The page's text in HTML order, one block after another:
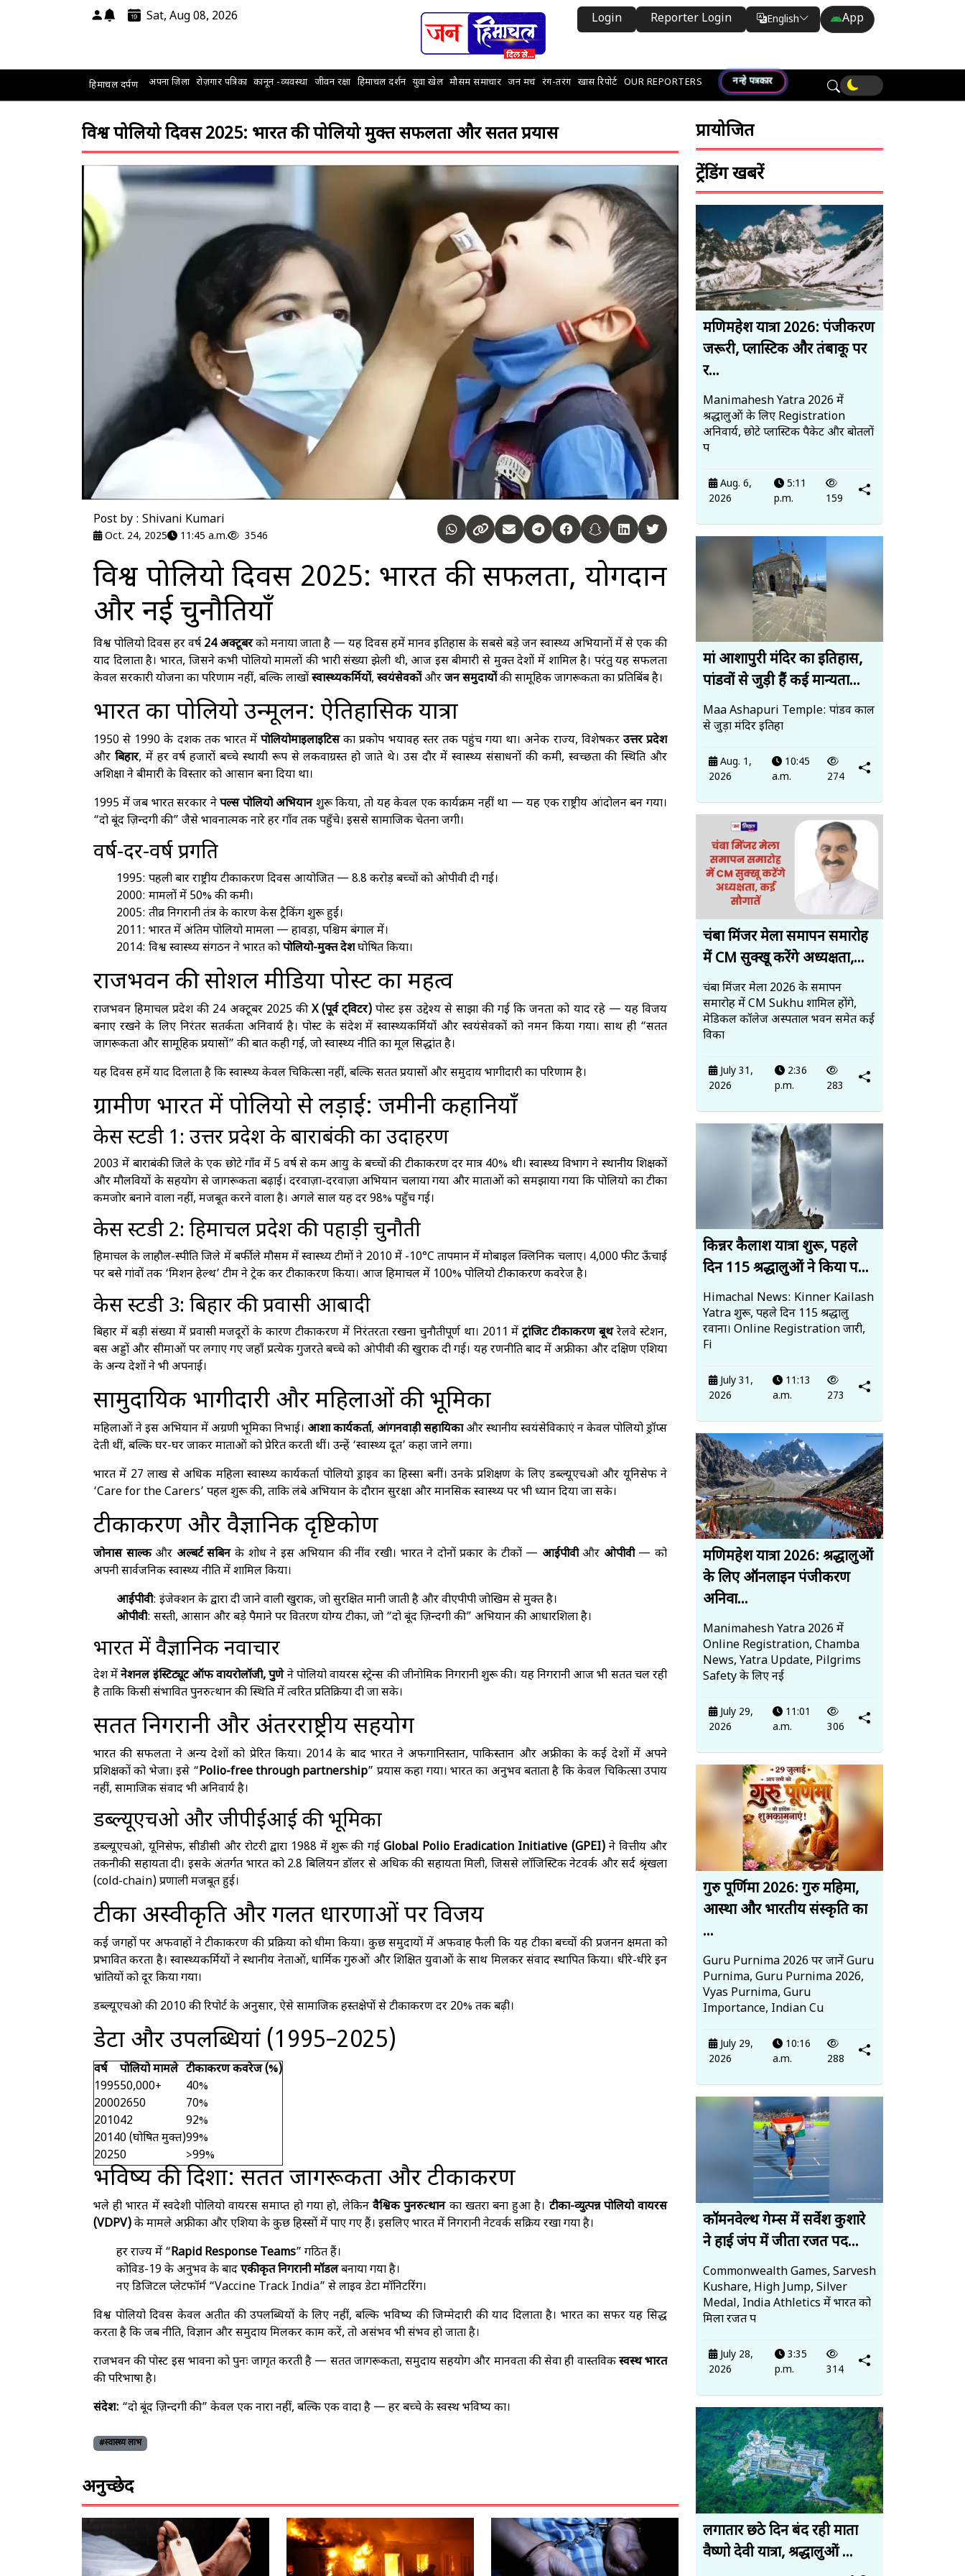
Sat, Aug 08, 2026 Login Reporter Login English
Translate
App
हिमाचल दर्पण अपना ज़िला रोज़गार पत्रिका कानून -व्यवस्था जीवन रक्षा हिमाचल दर्शन युवा खेल मौसम समाचार जन मचं रंग-तरंग खास रिपोर्ट OUR REPORTERS नन्हे पत्रकार
विश्व पोलियो दिवस 2025: भारत की पोलियो मुक्त सफलता और सतत प्रयास
Post by : Shivani Kumari
Oct. 24, 2025 11:45 a.m. 3546
विश्व पोलियो दिवस 2025: भारत की सफलता, योगदान
और नई चुनौतियाँ
विश्व पोलियो दिवस हर वर्ष 24 अक्टूबरको मनाया जाता है — यह दिवस हमें मानव इतिहास के सबसे बड़े जन स्वास्थ्य अभियानों में से एक की
याद दिलाता है। भारत, जिसने कभी पोलियो मामलों की भारी संख्या झेली थी, आज इस बीमारी से मुक्त देशों में शामिल है। परंतु यह सफलता
केवल सरकारी योजना का परिणाम नहीं, बल्कि लाखोंस्वास्थ्यकर्मियों, स्वयंसेवकोंऔरजन समुदायोंकी सामूहिक जागरूकता का प्रतिबिंब है।
भारत का पोलियो उन्मूलन: ऐतिहासिक यात्रा
1950 से 1990 के दशक तक भारत मेंपोलियोमाइलाइटिसका प्रकोप भयावह स्तर तक पहुंच गया था। अनेक राज्य, विशेषकर उत्तर प्रदेश
और बिहार, में हर वर्ष हजारों बच्चे स्थायी रूप से लकवाग्रस्त हो जाते थे। उस दौर में स्वास्थ्य संसाधनों की कमी, स्वच्छता की स्थिति और
अशिक्षा ने बीमारी के विस्तार को आसान बना दिया था।
1995 में जब भारत सरकार नेपल्स पोलियो अभियानशुरू किया, तो यह केवल एक कार्यक्रम नहीं था — यह एक राष्ट्रीय आंदोलन बन गया।
“दो बूंद ज़िन्दगी की” जैसे भावनात्मक नारे हर गाँव तक पहुँचे। इससे सामाजिक चेतना जगी।
वर्ष-दर-वर्ष प्रगति
1995: पहली बार राष्ट्रीय टीकाकरण दिवस आयोजित — 8.8 करोड़ बच्चों को ओपीवी दी गई।
2000: मामलों में 50% की कमी।
2005: तीव्र निगरानी तंत्र के कारण केस ट्रैकिंग शुरू हुई।
2011: भारत में अंतिम पोलियो मामला — हावड़ा, पश्चिम बंगाल में।
2014: विश्व स्वास्थ्य संगठन ने भारत कोपोलियो-मुक्त देशघोषित किया।
राजभवन की सोशल मीडिया पोस्ट का महत्व
राजभवन हिमाचल प्रदेश की 24 अक्टूबर 2025 कीX (पूर्व ट्विटर) पोस्ट इस उद्देश्य से साझा की गई कि जनता को याद रहे — यह विजय
बनाए रखने के लिए निरंतर सतर्कता अनिवार्य है। पोस्ट के संदेश में स्वास्थ्यकर्मियों और स्वयंसेवकों को नमन किया गया। साथ ही “सतत
जागरूकता और सामूहिक प्रयासों” की बात कही गई, जो स्वास्थ्य नीति का मूल सिद्धांत है।
यह दिवस हमें याद दिलाता है कि स्वास्थ्य केवल चिकित्सा नहीं, बल्कि सतत प्रयासों और समुदाय भागीदारी का परिणाम है।
ग्रामीण भारत में पोलियो से लड़ाई: जमीनी कहानियाँ
केस स्टडी 1: उत्तर प्रदेश के बाराबंकी का उदाहरण
2003 में बाराबंकी जिले के एक छोटे गाँव में 5 वर्ष से कम आयु के बच्चों की टीकाकरण दर मात्र 40% थी। स्वास्थ्य विभाग ने स्थानीय शिक्षकों
और मौलवियों के सहयोग से जागरूकता बढ़ाई। दरवाज़ा-दरवाज़ा अभियान चलाया गया और माताओं को समझाया गया कि पोलियो का टीका
कमजोर बनाने वाला नहीं, मजबूत करने वाला है। अगले साल यह दर 98% पहुँच गई।
केस स्टडी 2: हिमाचल प्रदेश की पहाड़ी चुनौती
हिमाचल के लाहौल-स्पीति जिले में बर्फीले मौसम में स्वास्थ्य टीमों ने 2010 में -10°C तापमान में मोबाइल क्लिनिक चलाए। 4,000 फीट ऊँचाई
पर बसे गांवों तक ‘मिशन हेल्थ’ टीम ने ट्रेक कर टीकाकरण किया। आज हिमाचल में 100% पोलियो टीकाकरण कवरेज है।
केस स्टडी 3: बिहार की प्रवासी आबादी
बिहार में बड़ी संख्या में प्रवासी मजदूरों के कारण टीकाकरण में निरंतरता रखना चुनौतीपूर्ण था। 2011 मेंट्रांजिट टीकाकरण बूथरेलवे स्टेशन,
बस अड्डों और सीमाओं पर लगाए गए जहाँ प्रत्येक गुजरते बच्चे को ओपीवी की खुराक दी गई। यह रणनीति बाद में अफ्रीका और दक्षिण एशिया
के अन्य देशों ने भी अपनाई।
सामुदायिक भागीदारी और महिलाओं की भूमिका
महिलाओं ने इस अभियान में अग्रणी भूमिका निभाई। आशा कार्यकर्ता, आंगनवाड़ी सहायिकाऔर स्थानीय स्वयंसेविकाएं न केवल पोलियो ड्रॉप्स
देती थीं, बल्कि घर-घर जाकर माताओं को प्रेरित करती थीं। उन्हें ‘स्वास्थ्य दूत’ कहा जाने लगा।
भारत में 27 लाख से अधिक महिला स्वास्थ्य कार्यकर्ता पोलियो ड्राइव का हिस्सा बनीं। उनके प्रशिक्षण के लिए डब्ल्यूएचओ और यूनिसेफ ने
‘Care for the Carers’ पहल शुरू की, ताकि लंबे अभियान के दौरान सुरक्षा और मानसिक स्वास्थ्य पर भी ध्यान दिया जा सके।
टीकाकरण और वैज्ञानिक दृष्टिकोण
जोनास साल्कऔर अल्बर्ट सबिनके शोध ने इस अभियान की नींव रखी। भारत ने दोनों प्रकार के टीकों — आईपीवीऔर ओपीवी— को
अपनी सार्वजनिक स्वास्थ्य नीति में शामिल किया।
आईपीवी: इंजेक्शन के द्वारा दी जाने वाली खुराक, जो सुरक्षित मानी जाती है और वीएपीपी जोखिम से मुक्त है।
ओपीवी: सस्ती, आसान और बड़े पैमाने पर वितरण योग्य टीका, जो “दो बूंद ज़िन्दगी की” अभियान की आधारशिला है।
भारत में वैज्ञानिक नवाचार
देश मेंनेशनल इंस्टिट्यूट ऑफ वायरोलॉजी, पुणेने पोलियो वायरस स्ट्रेन्स की जीनोमिक निगरानी शुरू की। यह निगरानी आज भी सतत चल रही
है ताकि किसी संभावित पुनरुत्थान की स्थिति में त्वरित प्रतिक्रिया दी जा सके।
सतत निगरानी और अंतरराष्ट्रीय सहयोग
भारत की सफलता ने अन्य देशों को प्रेरित किया। 2014 के बाद भारत ने अफगानिस्तान, पाकिस्तान और अफ्रीका के कई देशों में अपने
प्रशिक्षकों को भेजा। इसे “Polio-free through partnership” प्रयास कहा गया। भारत का अनुभव बताता है कि केवल चिकित्सा उपाय
नहीं, सामाजिक संवाद भी अनिवार्य है।
डब्ल्यूएचओ और जीपीईआई की भूमिका
डब्ल्यूएचओ, यूनिसेफ, सीडीसी और रोटरी द्वारा 1988 में शुरू की गई Global Polio Eradication Initiative (GPEI)ने वित्तीय और
तकनीकी सहायता दी। इसके अंतर्गत भारत को 2.8 बिलियन डॉलर से अधिक की सहायता मिली, जिससे लॉजिस्टिक नेटवर्क और सर्द श्रृंखला
(cold-chain) प्रणाली मजबूत हुई।
टीका अस्वीकृति और गलत धारणाओं पर विजय
कई जगहों पर अफवाहों ने टीकाकरण की प्रक्रिया को धीमा किया। कुछ समुदायों में अफवाह फैली कि यह टीका बच्चों की प्रजनन क्षमता को
प्रभावित करता है। स्वास्थ्यकर्मियों ने स्थानीय नेताओं, धार्मिक गुरुओं और शिक्षित युवाओं के साथ मिलकर संवाद स्थापित किया। धीरे-धीरे इन
भ्रांतियों को दूर किया गया।
डब्ल्यूएचओ की 2010 की रिपोर्ट के अनुसार, ऐसे सामाजिक हस्तक्षेपों से टीकाकरण दर 20% तक बढ़ी।
डेटा और उपलब्धियां (1995–2025)
वर्ष पोलियो मामले टीकाकरण कवरेज (%)
199550,000+
40%
20002650
70%
201042
92%
20140 (घोषित मुक्त)99%
20250 >99%
भविष्य की दिशा: सतत जागरूकता और टीकाकरण
भले ही भारत में स्वदेशी पोलियो वायरस समाप्त हो गया हो, लेकिनवैश्विक पुनरुत्थानका खतरा बना हुआ है। टीका-व्युत्पन्न पोलियो वायरस
(VDPV)के मामले अफ्रीका और एशिया के कुछ हिस्सों में पाए गए हैं। इसलिए भारत में निगरानी नेटवर्क सक्रिय रखा गया है।
हर राज्य में “Rapid Response Teams” गठित हैं।
कोविड-19 के अनुभव के बादएकीकृत निगरानी मॉडलबनाया गया है।
नए डिजिटल प्लेटफॉर्म “Vaccine Track India” से लाइव डेटा मॉनिटरिंग।
विश्व पोलियो दिवस केवल अतीत की उपलब्धियों के लिए नहीं, बल्कि भविष्य की जिम्मेदारी की याद दिलाता है। भारत का सफर यह सिद्ध
करता है कि जब नीति, विज्ञान और समुदाय मिलकर काम करें, तो असंभव भी संभव हो जाता है।
राजभवन की पोस्ट इस भावना को पुनः जागृत करती है — सतत जागरूकता, समुदाय सहयोग और मानवता की सेवा ही वास्तविकस्वस्थ भारत
की परिभाषा है।
संदेश: “दो बूंद ज़िन्दगी की” केवल एक नारा नहीं, बल्कि एक वादा है — हर बच्चे के स्वस्थ भविष्य का।
#स्वास्थ्य लाभ
अनुच्छेद
प्रायोजित
ट्रेंडिंग खबरें
मणिमहेश यात्रा 2026: पंजीकरण
जरूरी, प्लास्टिक और तंबाकू पर
र...
Manimahesh Yatra 2026 में
श्रद्धालुओं के लिए Registration
अनिवार्य, छोटे प्लास्टिक पैकेट और बोतलों
प
Aug. 6,
2026
5:11
p.m.
159
मां आशापुरी मंदिर का इतिहास,
पांडवों से जुड़ी हैं कई मान्यता...
Maa Ashapuri Temple: पांडव काल
से जुड़ा मंदिर इतिहा
Aug. 1,
2026
10:45
a.m.
274
चंबा मिंजर मेला समापन समारोह
में CM सुक्खू करेंगे अध्यक्षता,...
चंबा मिंजर मेला 2026 के समापन
समारोह में CM Sukhu शामिल होंगे,
मेडिकल कॉलेज अस्पताल भवन समेत कई
विका
July 31,
2026
2:36
p.m.
283
किन्नर कैलाश यात्रा शुरू, पहले
दिन 115 श्रद्धालुओं ने किया प...
Himachal News: Kinner Kailash
Yatra शुरू, पहले दिन 115 श्रद्धालु
रवाना। Online Registration जारी,
Fi
July 31,
2026
11:13
a.m.
273
मणिमहेश यात्रा 2026: श्रद्धालुओं
के लिए ऑनलाइन पंजीकरण
अनिवा...
Manimahesh Yatra 2026 में
Online Registration, Chamba
News, Yatra Update, Pilgrims
Safety के लिए नई
July 29,
2026
11:01
a.m.
306
गुरु पूर्णिमा 2026: गुरु महिमा,
आस्था और भारतीय संस्कृति का
...
Guru Purnima 2026 पर जानें Guru
Purnima, Guru Purnima 2026,
Vyas Purnima, Guru
Importance, Indian Cu
July 29,
2026
10:16
a.m.
288
कॉमनवेल्थ गेम्स में सर्वेश कुशारे
ने हाई जंप में जीता रजत पद...
Commonwealth Games, Sarvesh
Kushare, High Jump, Silver
Medal, India Athletics में भारत को
मिला रजत प
July 28,
2026
3:35
p.m.
314
लगातार छठे दिन बंद रही माता
वैष्णो देवी यात्रा, श्रद्धालुओं ...